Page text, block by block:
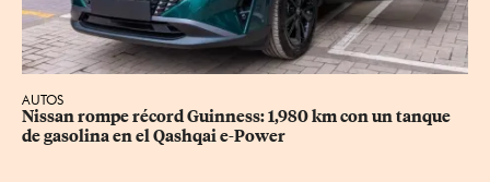
AUTOS
Nissan rompe récord Guinness: 1,980 km con un tanque
de gasolina en el Qashqai e-Power